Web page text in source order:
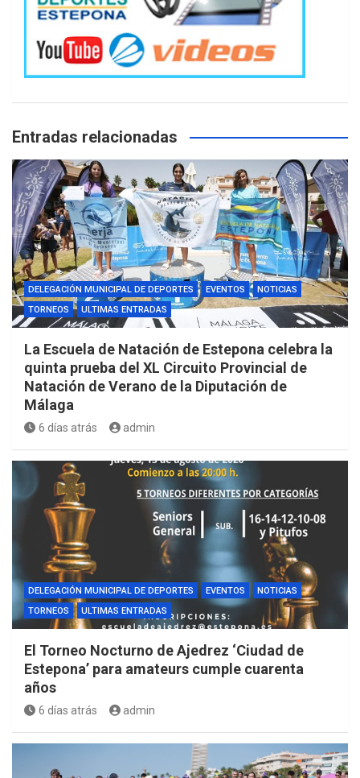
Entradas relacionadas
DELEGACIÓN MUNICIPAL DE DEPORTES EVENTOS
NOTICIAS
TORNEOS
ULTIMAS ENTRADAS
La Escuela de Natación de Estepona celebra la
quinta prueba del XL Circuito Provincial de
Natación de Verano de la Diputación de
Málaga
6 días atrás admin
DELEGACIÓN MUNICIPAL DE DEPORTES EVENTOS
NOTICIAS
TORNEOS
ULTIMAS ENTRADAS
El Torneo Nocturno de Ajedrez ‘Ciudad de
Estepona’ para amateurs cumple cuarenta
años
6 días atrás admin